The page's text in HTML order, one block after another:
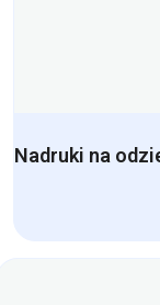
Nadruki na